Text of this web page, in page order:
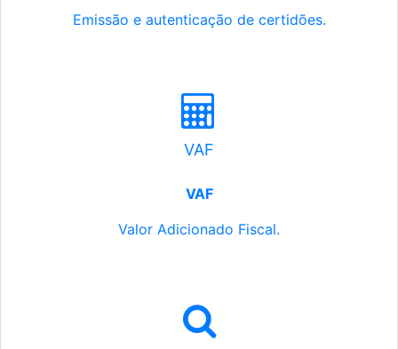
Emissão e autenticação de certidões.
VAF
VAF
Valor Adicionado Fiscal.